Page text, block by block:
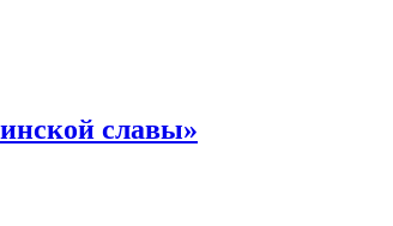
славы»